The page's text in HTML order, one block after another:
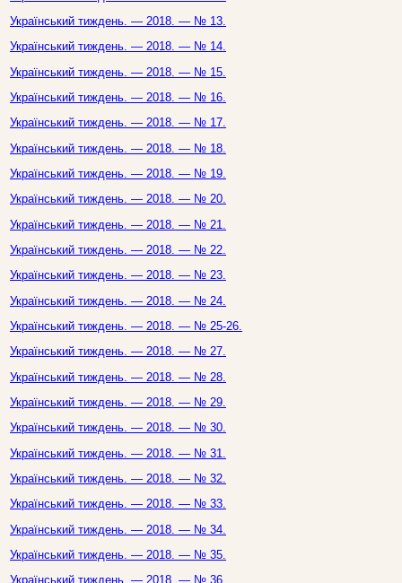
Український тиждень. — 2018. — № 13.
Український тиждень. — 2018. — № 14.
Український тиждень. — 2018. — № 15.
Український тиждень. — 2018. — № 16.
Український тиждень. — 2018. — № 17.
Український тиждень. — 2018. — № 18.
Український тиждень. — 2018. — № 19.
Український тиждень. — 2018. — № 20.
Український тиждень. — 2018. — № 21.
Український тиждень. — 2018. — № 22.
Український тиждень. — 2018. — № 23.
Український тиждень. — 2018. — № 24.
Український тиждень. — 2018. — № 25-26.
Український тиждень. — 2018. — № 27.
Український тиждень. — 2018. — № 28.
Український тиждень. — 2018. — № 29.
Український тиждень. — 2018. — № 30.
Український тиждень. — 2018. — № 31.
Український тиждень. — 2018. — № 32.
Український тиждень. — 2018. — № 33.
Український тиждень. — 2018. — № 34.
Український тиждень. — 2018. — № 35.
Український тиждень. — 2018. — № 36.